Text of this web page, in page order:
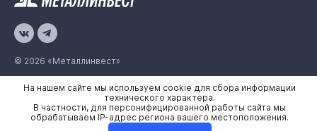
© 2026 «Металлинвест»
Политика конфиденциальности
Карта сайта
На нашем сайте мы используем cookie для сбора информации
технического характера.
В частности, для персонифицированной работы сайта мы
обрабатываем IP-адрес региона вашего местоположения.